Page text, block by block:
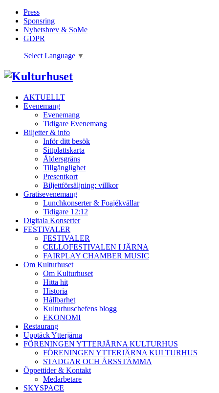
Press
Sponsring
Nyhetsbrev & SoMe
GDPR
Select Language ▼
AKTUELLT
Evenemang
Evenemang
Tidigare Evenemang
Biljetter & info
Inför ditt besök
Sittplattskarta
Åldersgräns
Tillgänglighet
Presentkort
Biljettförsäljning: villkor
Gratisevenemang
Lunchkonserter & Foajékvällar
Tidigare 12:12
Digitala Konserter
FESTIVALER
FESTIVALER
CELLOFESTIVALEN I JÄRNA
FAIRPLAY CHAMBER MUSIC
Om Kulturhuset
Om Kulturhuset
Hitta hit
Historia
Hållbarhet
Kulturhuschefens blogg
EKONOMI
Restaurang
Upptäck Ytterjärna
FÖRENINGEN YTTERJÄRNA KULTURHUS
FÖRENINGEN YTTERJÄRNA KULTURHUS
STADGAR OCH ÅRSSTÄMMA
Öppettider & Kontakt
Medarbetare
SKYSPACE